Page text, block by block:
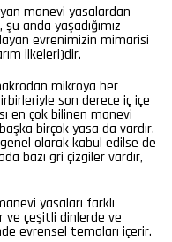
manevi yasalardan
anda yaşadığımız
evrenimizin mimarisi
ilkeleri)dir.
mikroya her
son derece iç içe
en çok bilinen manevi
birçok yasa da vardır.
olarak kabul edilse de
bazı gri çizgiler vardır,
yasaları farklı
ve çeşitli dinlerde ve
evrensel temaları içerir.